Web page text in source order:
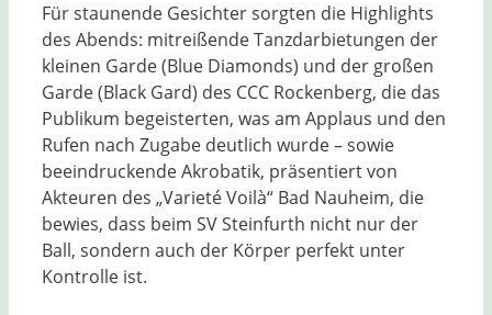
Für staunende Gesichter sorgten die Highlights
des Abends: mitreißende Tanzdarbietungen der
kleinen Garde (Blue Diamonds) und der großen
Garde (Black Gard) des CCC Rockenberg, die das
Publikum begeisterten, was am Applaus und den
Rufen nach Zugabe deutlich wurde – sowie
beeindruckende Akrobatik, präsentiert von
Akteuren des „Varieté Voilà“ Bad Nauheim, die
bewies, dass beim SV Steinfurth nicht nur der
Ball, sondern auch der Körper perfekt unter
Kontrolle ist.